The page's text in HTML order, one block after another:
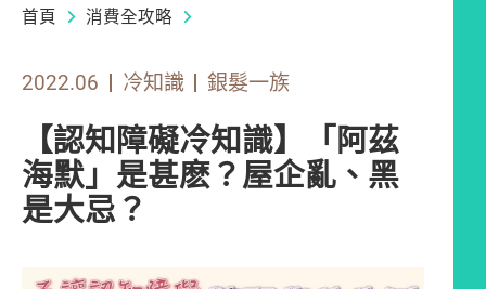
首頁 消費全攻略
2022.06 冷知識 銀髮一族
【認知障礙冷知識】「阿茲
海默」是甚麽？屋企亂、黑
是大忌？